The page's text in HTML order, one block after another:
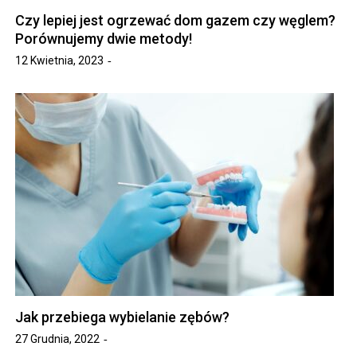
Czy lepiej jest ogrzewać dom gazem czy węglem?
Porównujemy dwie metody!
12 Kwietnia, 2023
Jak przebiega wybielanie zębów?
27 Grudnia, 2022